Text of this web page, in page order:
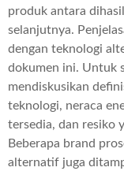
produk antara
selanjutnya.
dengan teknologi
dokumen ini. Untuk
mendiskusikan
teknologi, neraca
tersedia, dan resiko
Beberapa brand
alternatif juga